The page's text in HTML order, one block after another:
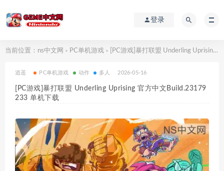
登录
当前位置： ns中文网 > PC单机游戏 > [PC游戏]暴打联盟 Underling Uprising 官方中文Build.23179233 单机下载
逍遥 PC单机游戏 动作 多人 2026-05-16
[PC游戏]暴打联盟 Underling Uprising 官方中文Build.23179
233 单机下载